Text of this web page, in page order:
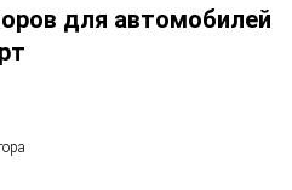
для автомобилей